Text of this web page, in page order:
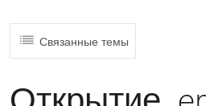
запись
Связанные темы